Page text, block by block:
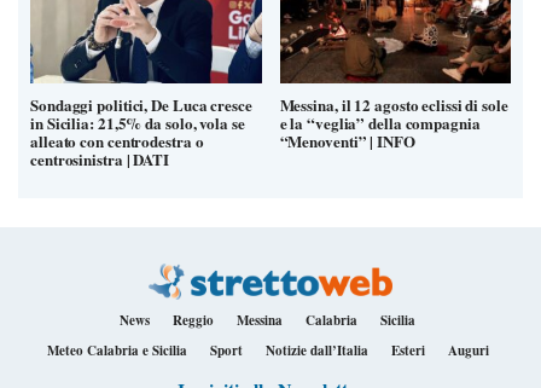
Sondaggi politici, De Luca cresce
in Sicilia: 21,5% da solo, vola se
alleato con centrodestra o
centrosinistra | DATI
Messina, il 12 agosto eclissi di sole
e la “veglia” della compagnia
“Menoventi” | INFO
News Reggio Messina Calabria
Sicilia
Meteo Calabria e Sicilia
Sport Notizie dall’Italia Esteri Auguri